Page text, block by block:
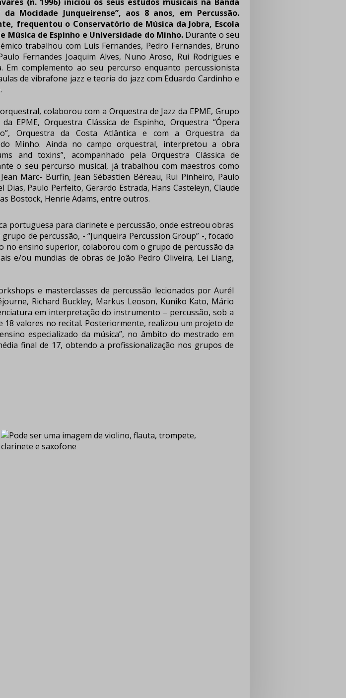
da Mocidade Junqueirense”, aos 8 anos, em Percussão.
frequentou o Conservatório de Música da Jobra, Escola
Música de Espinho e Universidade do Minho.Durante o seu
trabalhou com Luís Fernandes, Pedro Fernandes, Bruno
Fernandes Joaquim Alves, Nuno Aroso, Rui Rodrigues e
Em complemento ao seu percurso enquanto percussionista
de vibrafone jazz e teoria do jazz com Eduardo Cardinho e
colaborou com a Orquestra de Jazz da EPME, Grupo
EPME, Orquestra Clássica de Espinho, Orquestra “Ópera
Orquestra da Costa Atlântica e com a Orquestra da
do Minho. Ainda no campo orquestral, interpretou a obra
and toxins”, acompanhado pela Orquestra Clássica de
o seu percurso musical, já trabalhou com maestros como
Marc- Burfin, Jean Sébastien Béreau, Rui Pinheiro, Paulo
Dias, Paulo Perfeito, Gerardo Estrada, Hans Casteleyn, Claude
Bostock, Henrie Adams, entre outros.
portuguesa para clarinete e percussão, onde estreou obras
de percussão, - “Junqueira Percussion Group” -, focado
no ensino superior, colaborou com o grupo de percussão da
e/ou mundias de obras de João Pedro Oliveira, Lei Liang,
e masterclasses de percussão lecionados por Aurél
Richard Buckley, Markus Leoson, Kuniko Kato, Mário
em interpretação do instrumento – percussão, sob a
18 valores no recital. Posteriormente, realizou um projeto de
especializado da música”, no âmbito do mestrado em
final de 17, obtendo a profissionalização nos grupos de